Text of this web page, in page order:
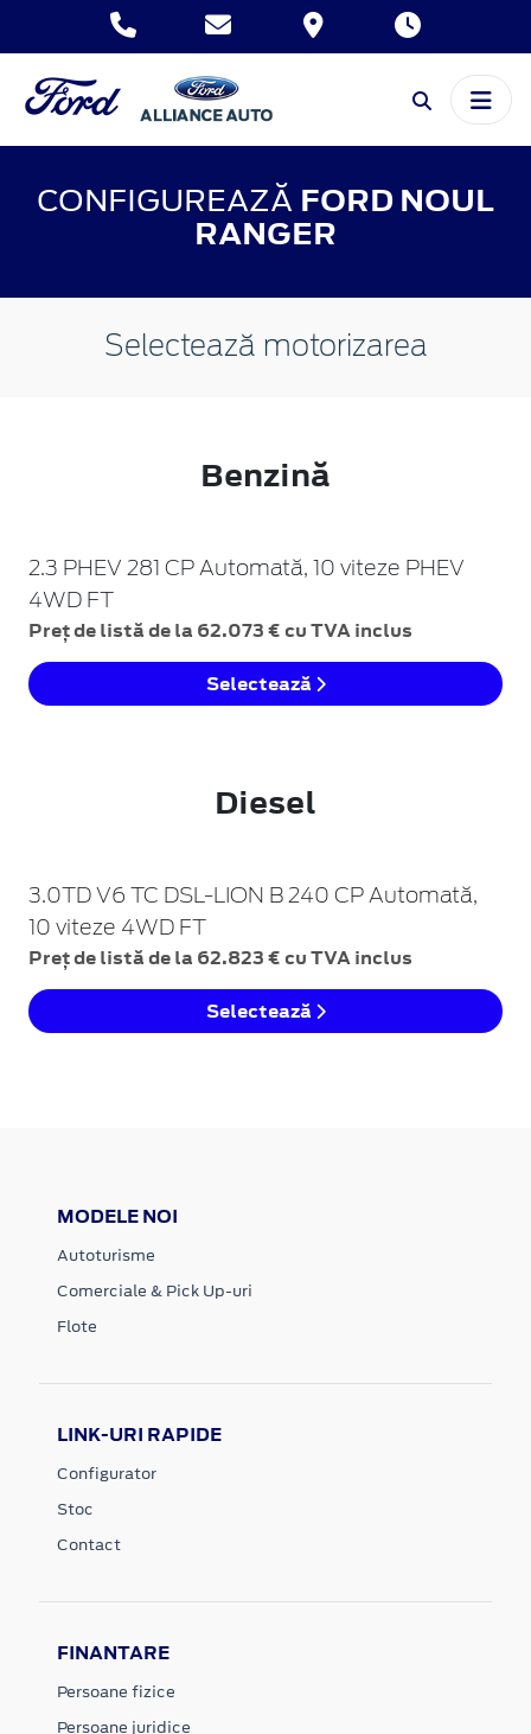
CONFIGUREAZĂ FORD NOUL
RANGER
Selectează motorizarea
Benzină
2.3 PHEV 281 CP Automată, 10 viteze PHEV
4WD FT
Preț de listă de la 62.073 € cu TVA inclus
Selectează
Diesel
3.0TD V6 TC DSL-LION B 240 CP Automată,
10 viteze 4WD FT
Preț de listă de la 62.823 € cu TVA inclus
Selectează
MODELE NOI
Autoturisme
Comerciale & Pick Up-uri
Flote
LINK-URI RAPIDE
Configurator
Stoc
Contact
FINANTARE
Persoane fizice
Persoane juridice